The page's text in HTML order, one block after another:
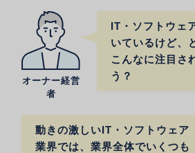
オーナー経営
者
IT・ソフトウェ
いているけど、
こんなに注目さ
う？
動きの激しいIT・ソフトウェア
業界では、業界全体でいくつも